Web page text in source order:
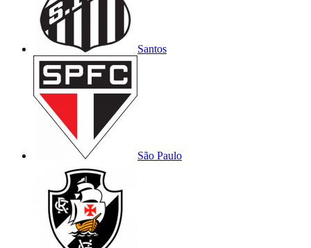
Santos
São Paulo